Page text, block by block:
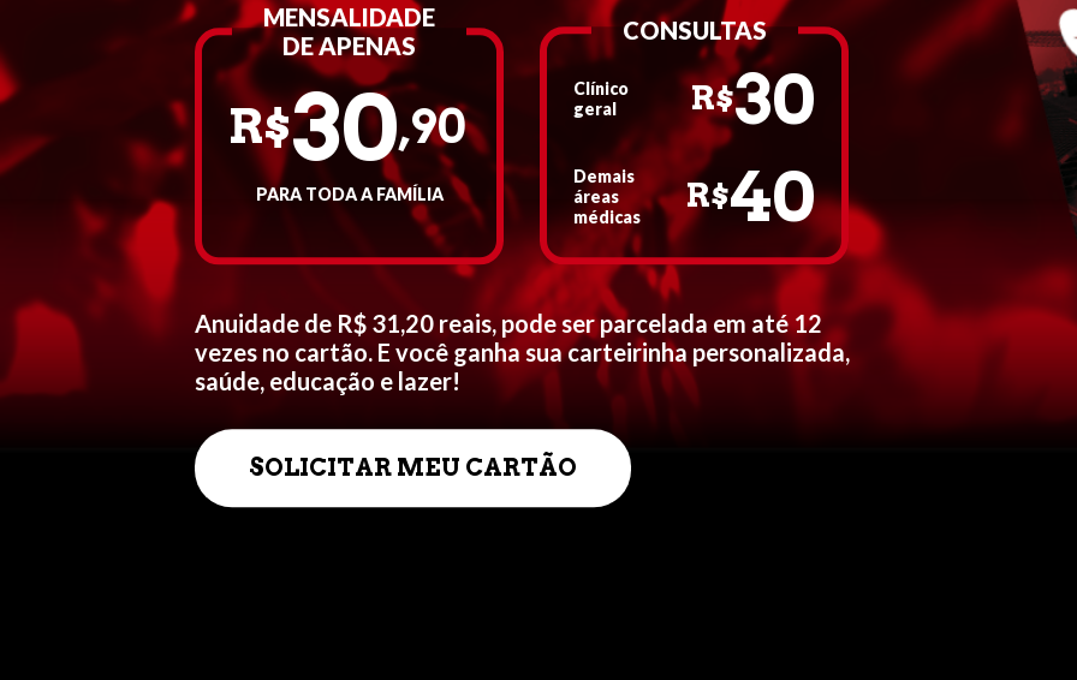
MENSALIDADE
DE APENAS
R$30,90
PARA TODA A FAMÍLIA
CONSULTAS
Clínico
geral
R$30
Demais
áreas
médicas
R$40
Anuidade de R$ 31,20 reais, pode ser parcelada em até 12
vezes no cartão. E você ganha sua carteirinha personalizada,
saúde, educação e lazer!
SOLICITAR MEU CARTÃO